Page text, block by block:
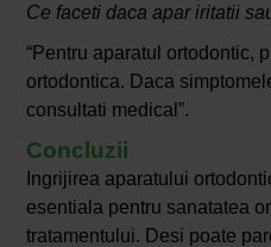
Ce faceti daca apar iritatii
“Pentru aparatul ortodontic,
ortodontica. Daca
consultati medical”.
Concluzii
Ingrijirea aparatului
esentiala pentru sanatatea
tratamentului. Desi poate